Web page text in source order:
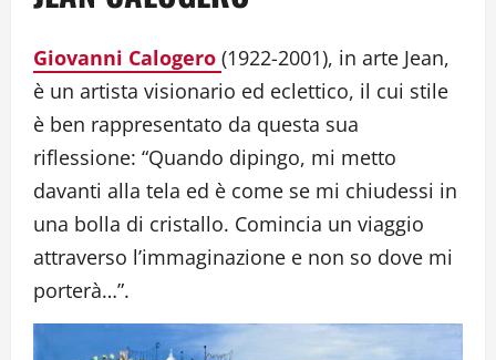
Giovanni Calogero (1922-2001), in arte Jean,
è un artista visionario ed eclettico, il cui stile
è ben rappresentato da questa sua
riflessione: “Quando dipingo, mi metto
davanti alla tela ed è come se mi chiudessi in
una bolla di cristallo. Comincia un viaggio
attraverso l’immaginazione e non so dove mi
porterà…”.